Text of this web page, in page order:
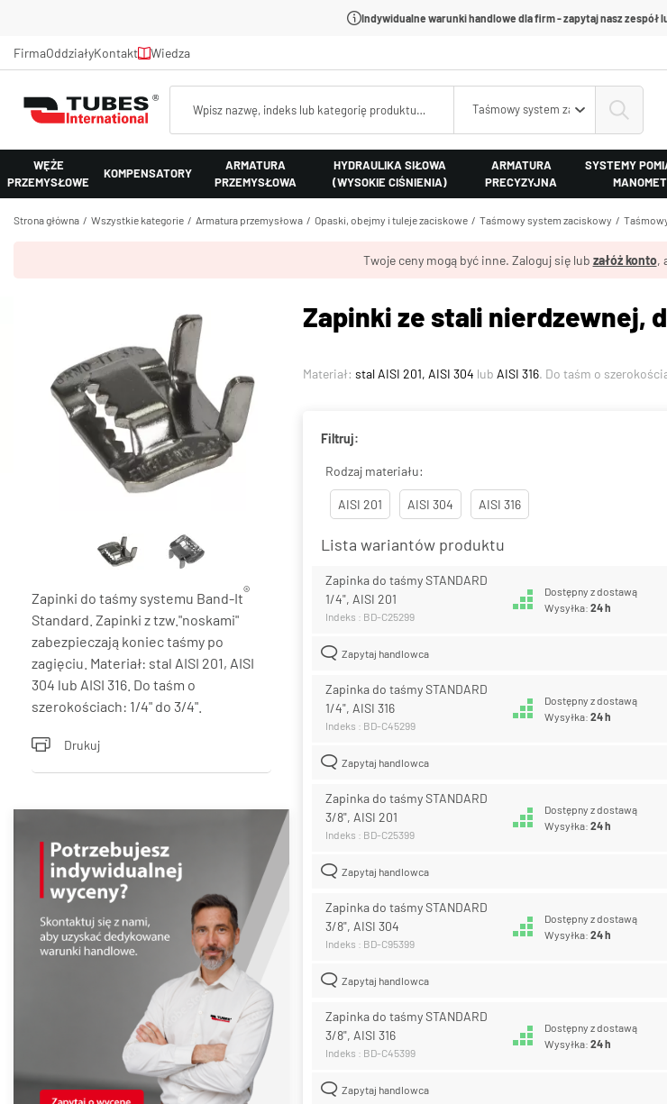
Indywidualne warunki handlowe dla firm - zapytaj nasz zespół
FirmaOddziałyKontakt Wiedza
Taśmowy system zaciskowy Band-It
WĘŻE
PRZEMYSŁOWE
KOMPENSATORY
ARMATURA
PRZEMYSŁOWA
HYDRAULIKA SIŁOWA
(WYSOKIE CIŚNIENIA)
ARMATURA
PRECYZYJNA
SYSTEMY
Strona główna Wszystkie kategorie Armatura przemysłowa Opaski, obejmy i tuleje zaciskowe Taśmowy system zaciskowy
Twoje ceny mogą być inne. Zaloguj się lub załóż konto,
Zapinki do taśmy systemu Band-It®
Standard. Zapinki z tzw."noskami"
zabezpieczają koniec taśmy po
zagięciu. Materiał: stal AISI 201, AISI
304 lub AISI 316. Do taśm o
szerokościach: 1/4" do 3/4".
Drukuj
Zapinki ze stali nierdzewnej,
Materiał: stal AISI 201, AISI 304 lub AISI 316. Do taśm o
Filtruj:
Rodzaj materiału:
AISI 201 AISI 304 AISI 316
Lista wariantów produktu
Zapinka do taśmy STANDARD
1/4", AISI 201
Indeks : BD-C25299
Dostępny z dostawą
Wysyłka:24 h
Zapytaj handlowca
Zapinka do taśmy STANDARD
1/4", AISI 316
Indeks : BD-C45299
Dostępny z dostawą
Wysyłka:24 h
Zapytaj handlowca
Zapinka do taśmy STANDARD
3/8", AISI 201
Indeks : BD-C25399
Dostępny z dostawą
Wysyłka:24 h
Zapytaj handlowca
Zapinka do taśmy STANDARD
3/8", AISI 304
Indeks : BD-C95399
Dostępny z dostawą
Wysyłka:24 h
Zapytaj handlowca
Zapinka do taśmy STANDARD
3/8", AISI 316
Indeks : BD-C45399
Dostępny z dostawą
Wysyłka:24 h
Zapytaj handlowca